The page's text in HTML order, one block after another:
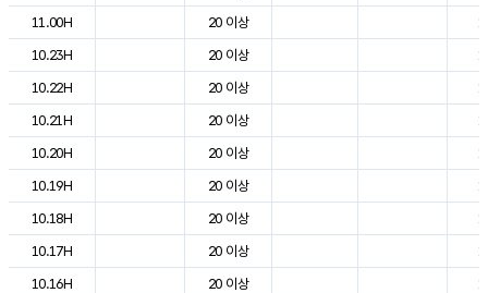
11.00H
20 이상
10.23H
20 이상
10.22H
20 이상
10.21H
20 이상
10.20H
20 이상
10.19H
20 이상
10.18H
20 이상
10.17H
20 이상
10.16H
20 이상